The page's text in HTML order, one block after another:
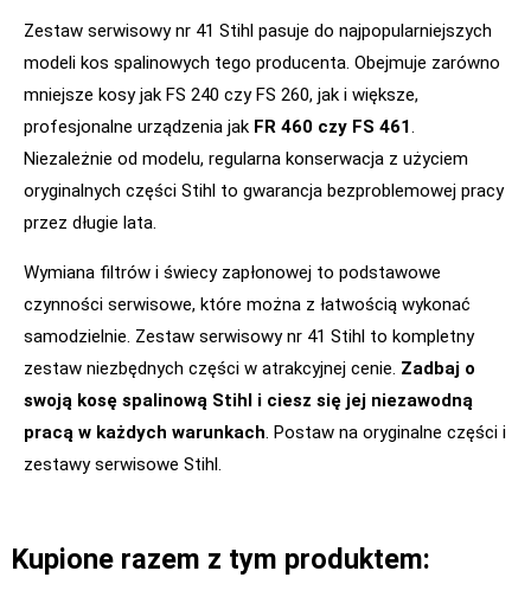
Zestaw serwisowy nr 41 Stihl pasuje do najpopularniejszych
modeli kos spalinowych tego producenta. Obejmuje zarówno
mniejsze kosy jak FS 240 czy FS 260, jak i większe,
profesjonalne urządzenia jak FR 460 czy FS 461.
Niezależnie od modelu, regularna konserwacja z użyciem
oryginalnych części Stihl to gwarancja bezproblemowej pracy
przez długie lata.
Wymiana filtrów i świecy zapłonowej to podstawowe
czynności serwisowe, które można z łatwością wykonać
samodzielnie. Zestaw serwisowy nr 41 Stihl to kompletny
zestaw niezbędnych części w atrakcyjnej cenie. Zadbaj o
swoją kosę spalinową Stihl i ciesz się jej niezawodną
pracą w każdych warunkach. Postaw na oryginalne części i
zestawy serwisowe Stihl.
Kupione razem z tym produktem: